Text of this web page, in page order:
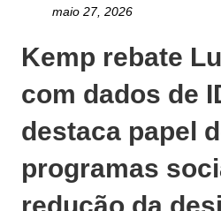
maio 27, 2026
Kemp rebate
com dados de
destaca papel
programas
redução da